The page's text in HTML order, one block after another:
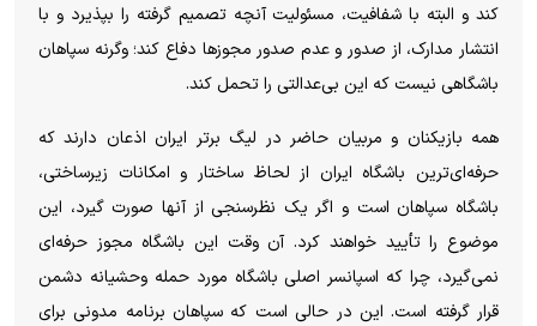
کند و البته با شفافیت، مسئولیت آنچه تصمیم گرفته را بپذیرد و با
انتشار مدارک، از صدور و عدم صدور مجوز‌ها دفاع کند؛ وگرنه سپاهان
باشگاهی نیست که این بی‌عدالتی را تحمل کند.
همه بازیکنان و مربیان حاضر در لیگ برتر ایران اذعان دارند که
حرفه‌ای‌ترین باشگاه ایران از لحاظ ساختار و امکانات زیرساختی،
باشگاه سپاهان است و اگر یک نظرسنجی از آنها صورت گیرد، این
موضوع را تأیید خواهند کرد. آن وقت این باشگاه مجوز حرفه‌ای
نمی‌گیرد، چرا که اسپانسر اصلی باشگاه مورد حمله وحشیانه دشمن
قرار گرفته است. این در حالی است که سپاهان برنامه مدونی برای